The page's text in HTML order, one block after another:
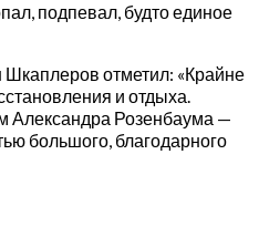
подпевал, будто единое
Шкаплеров отметил: «Крайне
и отдыха.
Александра Розенбаума —
большого, благодарного